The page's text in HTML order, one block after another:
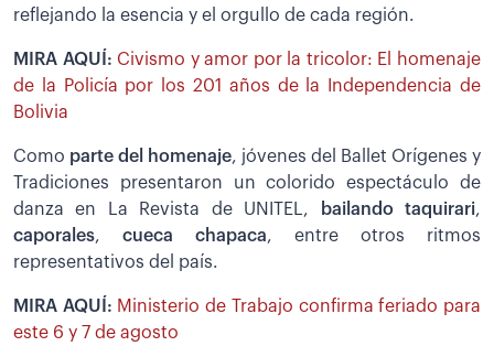
reflejando la esencia y el orgullo de cada región.
MIRA AQUÍ: Civismo y amor por la tricolor: El homenaje
de la Policía por los 201 años de la Independencia de
Bolivia
Como parte del homenaje, jóvenes del Ballet Orígenes y
Tradiciones presentaron un colorido espectáculo de
danza en La Revista de UNITEL,
bailando taquirari,
caporales, cueca chapaca, entre otros ritmos
representativos del país.
MIRA AQUÍ: Ministerio de Trabajo confirma feriado para
este 6 y 7 de agosto